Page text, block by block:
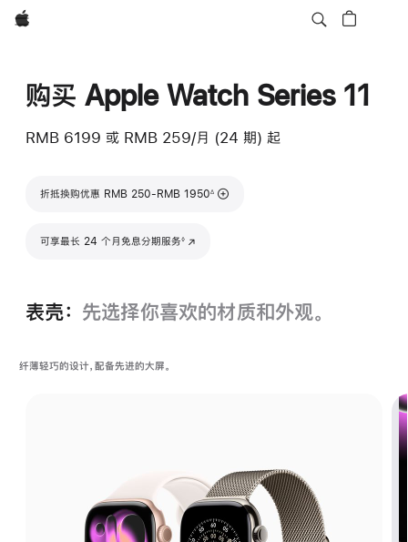
Apple
购买 Apple Watch Series 11
RMB 6199 或 RMB 259/月 (24 期) 起
折抵换购优惠 RMB 250-RMB 1950
脚注
∆
可享最长 24 个月免息分期服务◊
(在新窗口中打开)
表壳： 先选择你喜欢的材质和外观。
纤薄轻巧的设计，配备先进的大屏。